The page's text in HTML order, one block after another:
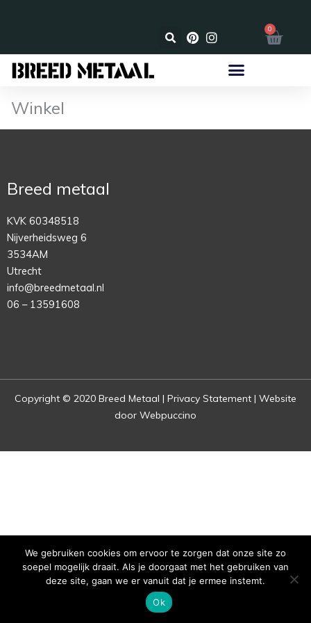
inhoud
☑️
0
Winkel
Breed metaal
KVK 60348518
Nijverheidsweg 6
3534AM
Utrecht
info@breedmetaal.nl
06 – 13591608
Copyright © 2020 Breed Metaal | Privacy Statement | Website
door Webpuccino
We gebruiken cookies om ervoor te zorgen dat onze site zo
soepel mogelijk draait. Als je doorgaat met het gebruiken van
deze site, gaan we er vanuit dat je ermee instemt.
Ok